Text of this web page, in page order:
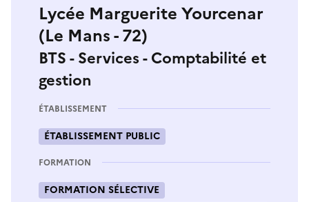
Lycée Marguerite Yourcenar
(Le Mans - 72)
BTS - Services - Comptabilité et
gestion
ÉTABLISSEMENT
ÉTABLISSEMENT PUBLIC
FORMATION
FORMATION SÉLECTIVE